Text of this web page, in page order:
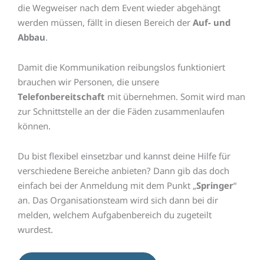
die Wegweiser nach dem Event wieder abgehängt
werden müssen, fällt in diesen Bereich der Auf- und
Abbau.
Damit die Kommunikation reibungslos funktioniert
brauchen wir Personen, die unsere
Telefonbereitschaft mit übernehmen. Somit wird man
zur Schnittstelle an der die Fäden zusammenlaufen
können.
Du bist flexibel einsetzbar und kannst deine Hilfe für
verschiedene Bereiche anbieten? Dann gib das doch
einfach bei der Anmeldung mit dem Punkt „Springer“
an. Das Organisationsteam wird sich dann bei dir
melden, welchem Aufgabenbereich du zugeteilt
wurdest.